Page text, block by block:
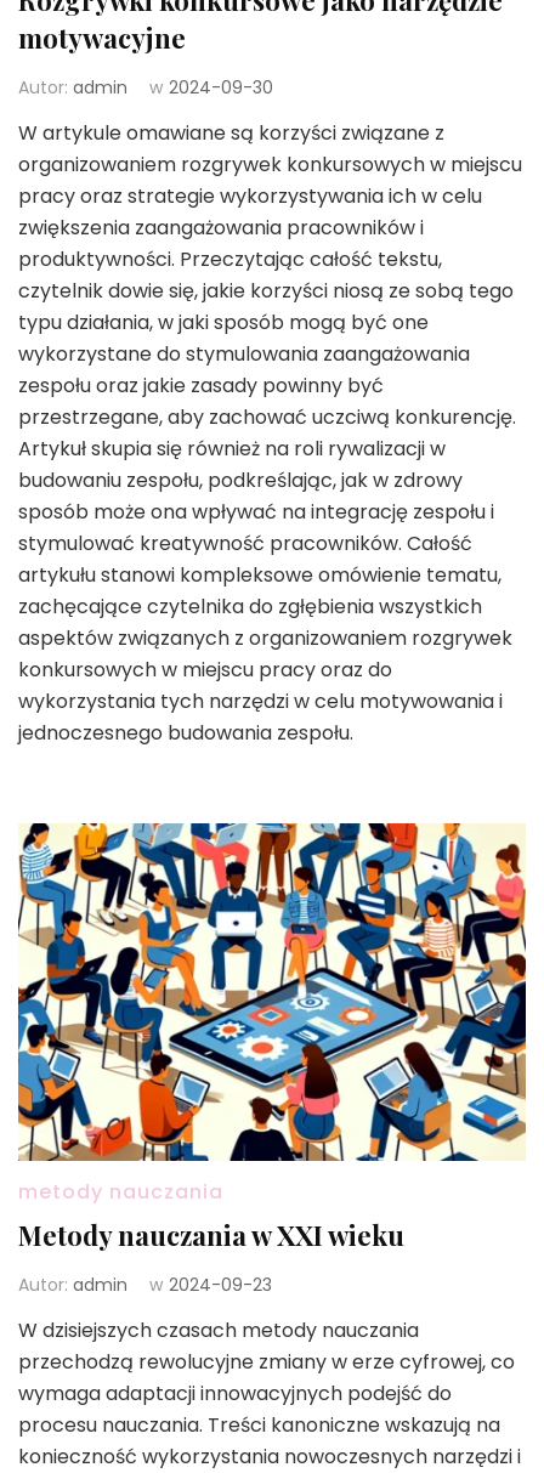
motywacyjne
Autor: admin w 2024-09-30
W artykule omawiane są korzyści związane z
organizowaniem rozgrywek konkursowych w miejscu
pracy oraz strategie wykorzystywania ich w celu
zwiększenia zaangażowania pracowników i
produktywności. Przeczytając całość tekstu,
czytelnik dowie się, jakie korzyści niosą ze sobą tego
typu działania, w jaki sposób mogą być one
wykorzystane do stymulowania zaangażowania
zespołu oraz jakie zasady powinny być
przestrzegane, aby zachować uczciwą konkurencję.
Artykuł skupia się również na roli rywalizacji w
budowaniu zespołu, podkreślając, jak w zdrowy
sposób może ona wpływać na integrację zespołu i
stymulować kreatywność pracowników. Całość
artykułu stanowi kompleksowe omówienie tematu,
zachęcające czytelnika do zgłębienia wszystkich
aspektów związanych z organizowaniem rozgrywek
konkursowych w miejscu pracy oraz do
wykorzystania tych narzędzi w celu motywowania i
jednoczesnego budowania zespołu.
metody nauczania
Metody nauczania w XXI wieku
Autor: admin w 2024-09-23
W dzisiejszych czasach metody nauczania
przechodzą rewolucyjne zmiany w erze cyfrowej, co
wymaga adaptacji innowacyjnych podejść do
procesu nauczania. Treści kanoniczne wskazują na
konieczność wykorzystania nowoczesnych narzędzi i